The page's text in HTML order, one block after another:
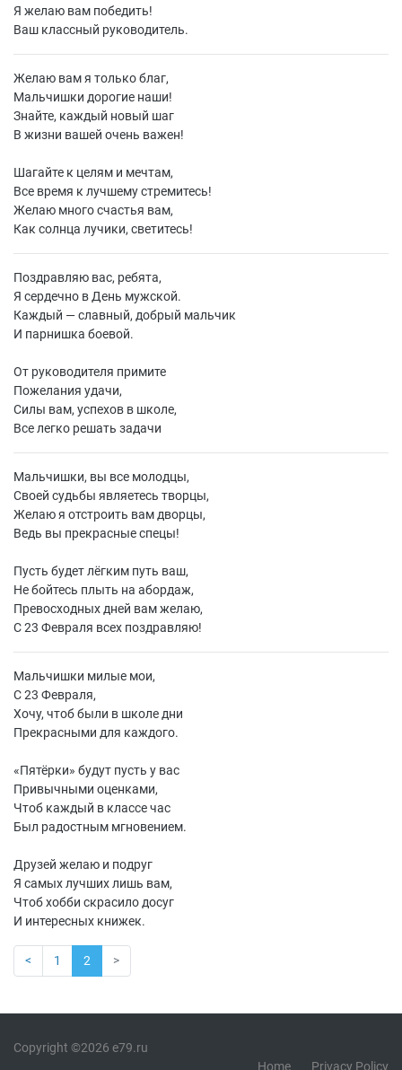
Я желаю вам победить!
Ваш классный руководитель.
Желаю вам я только благ,
Мальчишки дорогие наши!
Знайте, каждый новый шаг
В жизни вашей очень важен!
Шагайте к целям и мечтам,
Все время к лучшему стремитесь!
Желаю много счастья вам,
Как солнца лучики, светитесь!
Поздравляю вас, ребята,
Я сердечно в День мужской.
Каждый — славный, добрый мальчик
И парнишка боевой.
От руководителя примите
Пожелания удачи,
Силы вам, успехов в школе,
Все легко решать задачи
Мальчишки, вы все молодцы,
Своей судьбы являетесь творцы,
Желаю я отстроить вам дворцы,
Ведь вы прекрасные спецы!
Пусть будет лёгким путь ваш,
Не бойтесь плыть на абордаж,
Превосходных дней вам желаю,
С 23 Февраля всех поздравляю!
Мальчишки милые мои,
С 23 Февраля,
Хочу, чтоб были в школе дни
Прекрасными для каждого.
«Пятёрки» будут пусть у вас
Привычными оценками,
Чтоб каждый в классе час
Был радостным мгновением.
Друзей желаю и подруг
Я самых лучших лишь вам,
Чтоб хобби скрасило досуг
И интересных книжек.
< 1 2 >
Copyright ©2026 e79.ru
Home
Privacy Policy